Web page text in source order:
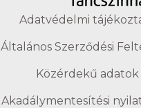
Adatvédelmi
Általános Szerződési
Közérdekű adatok
Akadálymentesítési